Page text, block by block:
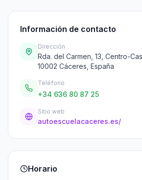
Información de contacto
Dirección
Rda. del Carmen, 13, Centro-
10002 Cáceres, España
Teléfono
+34 636 80 87 25
Sitio web
autoescuelacaceres.es/
Horario